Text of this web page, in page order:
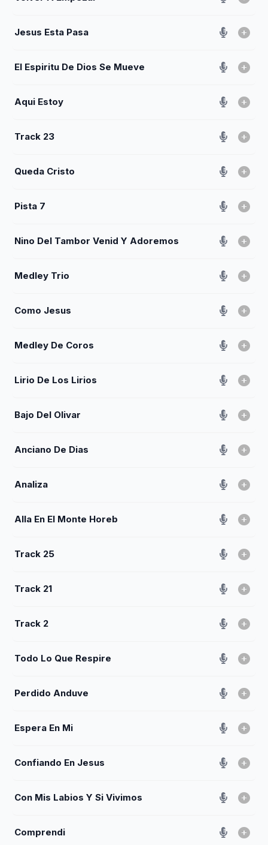
Jesus Esta Pasa
El Espiritu De Dios Se Mueve
Aqui Estoy
Track 23
Queda Cristo
Pista 7
Nino Del Tambor Venid Y Adoremos
Medley Trio
Como Jesus
Medley De Coros
Lirio De Los Lirios
Bajo Del Olivar
Anciano De Dias
Analiza
Alla En El Monte Horeb
Track 25
Track 21
Track 2
Todo Lo Que Respire
Perdido Anduve
Espera En Mi
Confiando En Jesus
Con Mis Labios Y Si Vivimos
Comprendi